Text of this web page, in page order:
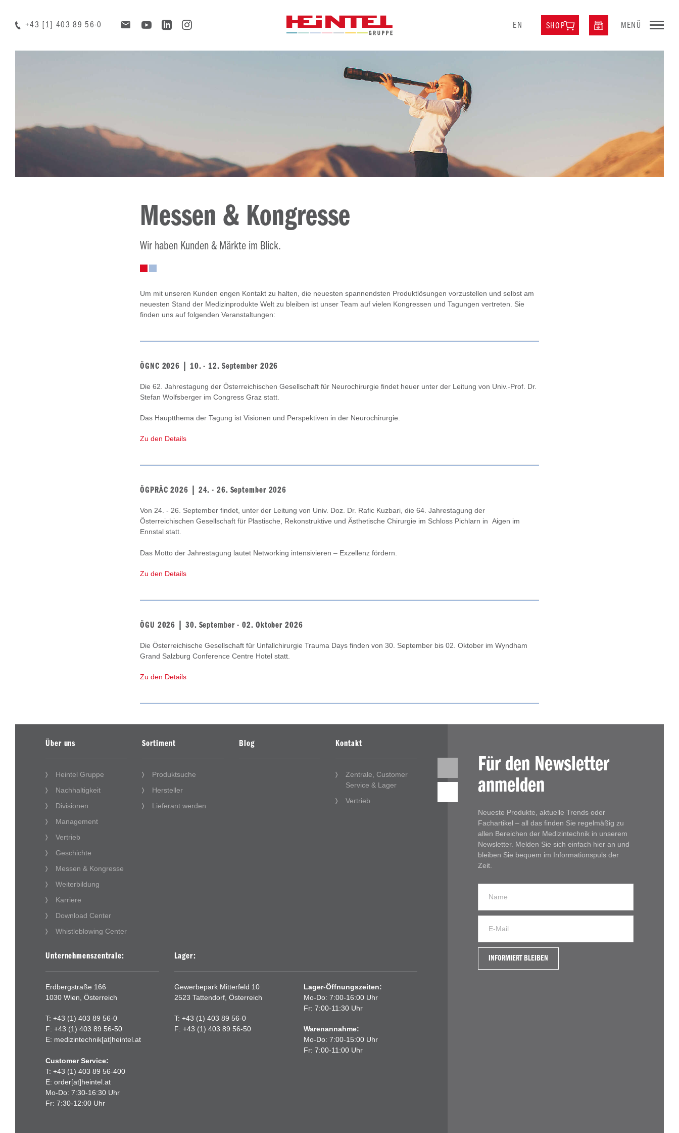
+43 [1] 403 89 56-0 EN SHOP MENÜ
Messen & Kongresse
Wir haben Kunden & Märkte im Blick.
Um mit unseren Kunden engen Kontakt zu halten, die neuesten spannendsten Produktlösungen vorzustellen und selbst am
neuesten Stand der Medizinprodukte Welt zu bleiben ist unser Team auf vielen Kongressen und Tagungen vertreten. Sie
finden uns auf folgenden Veranstaltungen:
ÖGNC 2026 | 10. - 12. September 2026
Die 62. Jahrestagung der Österreichischen Gesellschaft für Neurochirurgie findet heuer unter der Leitung von Univ.-Prof. Dr.
Stefan Wolfsberger im Congress Graz statt.
Das Hauptthema der Tagung ist Visionen und Perspektiven in der Neurochirurgie.
Zu den Details
ÖGPRÄC 2026 | 24. - 26. September 2026
Von 24. - 26. September findet, unter der Leitung von Univ. Doz. Dr. Rafic Kuzbari, die 64. Jahrestagung der
Österreichischen Gesellschaft für Plastische, Rekonstruktive und Ästhetische Chirurgie im Schloss Pichlarn in Aigen im
Ennstal statt.
Das Motto der Jahrestagung lautet Networking intensivieren – Exzellenz fördern.
Zu den Details
ÖGU 2026 | 30. September - 02. Oktober 2026
Die Österreichische Gesellschaft für Unfallchirurgie Trauma Days finden von 30. September bis 02. Oktober im Wyndham
Grand Salzburg Conference Centre Hotel statt.
Zu den Details
Über uns
Heintel Gruppe
Nachhaltigkeit
Divisionen
Management
Vertrieb
Geschichte
Messen & Kongresse
Weiterbildung
Karriere
Download Center
Whistleblowing Center
Sortiment
Produktsuche
Hersteller
Lieferant werden
Blog Kontakt
Zentrale, Customer
Service & Lager
Vertrieb
Unternehmenszentrale:
Erdbergstraße 166
1030 Wien, Österreich
T: +43 (1) 403 89 56-0
F: +43 (1) 403 89 56-50
E: medizintechnik[at]heintel.at
Customer Service:
T: +43 (1) 403 89 56-400
E: order[at]heintel.at
Mo-Do: 7:30-16:30 Uhr
Fr: 7:30-12:00 Uhr
Lager:
Gewerbepark Mitterfeld 10
2523 Tattendorf, Österreich
T: +43 (1) 403 89 56-0
F: +43 (1) 403 89 56-50
Lager-Öffnungszeiten:
Mo-Do: 7:00-16:00 Uhr
Fr: 7:00-11:30 Uhr
Warenannahme:
Mo-Do: 7:00-15:00 Uhr
Fr: 7:00-11:00 Uhr
Für den Newsletter
anmelden
Neueste Produkte, aktuelle Trends oder
Fachartikel – all das finden Sie regelmäßig zu
allen Bereichen der Medizintechnik in unserem
Newsletter. Melden Sie sich einfach hier an und
bleiben Sie bequem im Informationspuls der
Zeit.
INFORMIERT BLEIBEN